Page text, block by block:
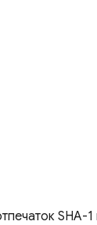
SHA-